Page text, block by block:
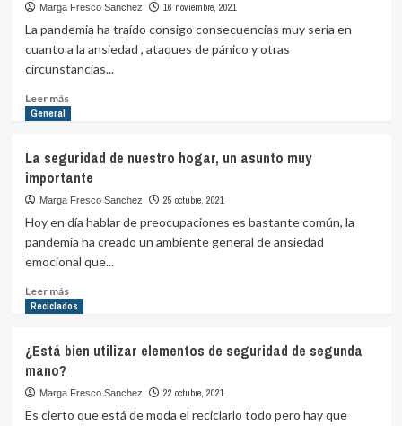
Marga Fresco Sanchez 16 noviembre, 2021
La pandemia ha traído consigo consecuencias muy seria en
cuanto a la ansiedad , ataques de pánico y otras
circunstancias...
Leer másLeer
servicios
que
pueden
ayudar
mantenernos
seguros
General
La seguridad de nuestro hogar, un asunto muy
importante
Marga Fresco Sanchez 25 octubre, 2021
Hoy en día hablar de preocupaciones es bastante común, la
pandemia ha creado un ambiente general de ansiedad
emocional que...
Leer másLeer
más
seguridad
nuestro
Reciclados
¿Está bien utilizar elementos de seguridad de segunda
mano?
Marga Fresco Sanchez 22 octubre, 2021
Es cierto que está de moda el reciclarlo todo pero hay que